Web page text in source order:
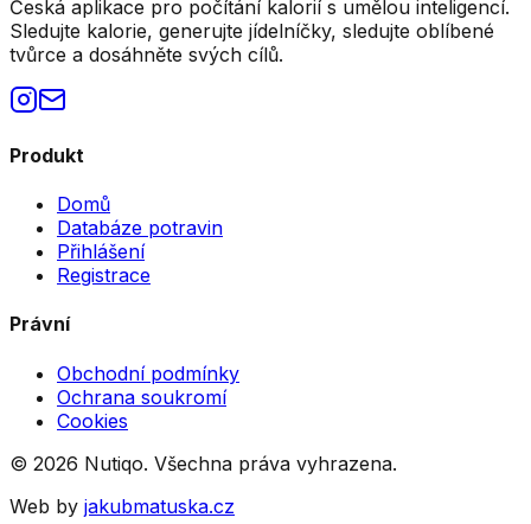
Česká aplikace pro počítání kalorií s umělou inteligencí.
Sledujte kalorie, generujte jídelníčky, sledujte oblíbené
tvůrce a dosáhněte svých cílů.
Produkt
Domů
Databáze potravin
Přihlášení
Registrace
Právní
Obchodní podmínky
Ochrana soukromí
Cookies
© 2026 Nutiqo. Všechna práva vyhrazena.
Web by jakubmatuska.cz